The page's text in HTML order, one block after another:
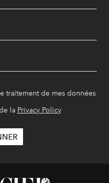
traitement de mes données
la Privacy Policy